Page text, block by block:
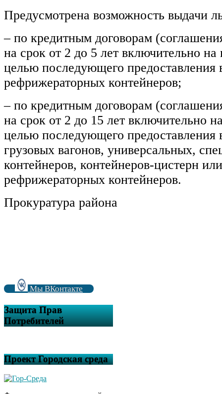
Предусмотрена возможность выдачи
– по кредитным договорам
на срок от 2 до 5 лет включительно на
целью последующего предоставления
рефрижераторных контейнеров;
– по кредитным договорам
на срок от 2 до 15 лет включительно
целью последующего предоставления
грузовых вагонов, универсальных,
контейнеров, контейнеров-цистерн или
рефрижераторных контейнеров.
Прокуратура района
Мы ВКонтакте
Защита Прав
Потребителей
Проект Городская среда